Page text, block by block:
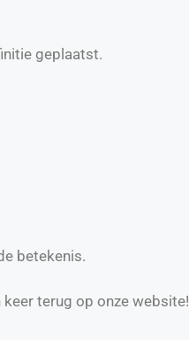
geplaatst.
betekenis.
terug op onze website!